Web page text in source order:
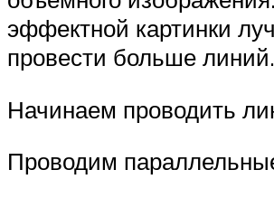
эффектной картинки
провести больше линий.
Начинаем проводить
Проводим